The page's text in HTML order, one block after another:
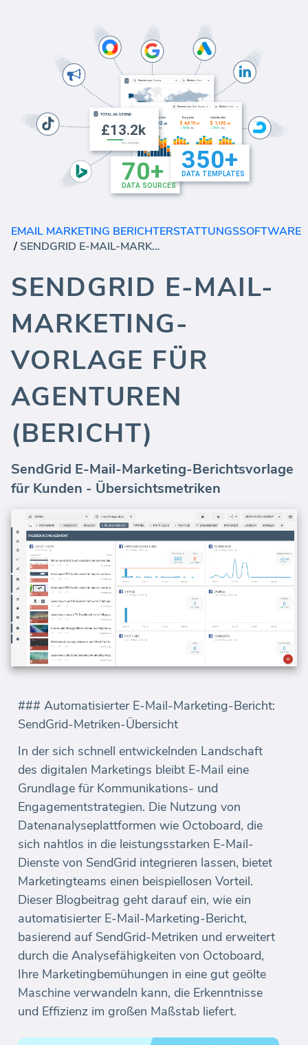
EMAIL MARKETING BERICHTERSTATTUNGSSOFTWARE
/
SENDGRID E-MAIL-MARKETING-VORLAGE FÜR AGENTUREN (BERICHT)
SENDGRID E-MAIL-
MARKETING-
VORLAGE FÜR
AGENTUREN
(BERICHT)
SendGrid E-Mail-Marketing-Berichtsvorlage
für Kunden - Übersichtsmetriken
### Automatisierter E-Mail-Marketing-Bericht:
SendGrid-Metriken-Übersicht
In der sich schnell entwickelnden Landschaft
des digitalen Marketings bleibt E-Mail eine
Grundlage für Kommunikations- und
Engagementstrategien. Die Nutzung von
Datenanalyseplattformen wie Octoboard, die
sich nahtlos in die leistungsstarken E-Mail-
Dienste von SendGrid integrieren lassen, bietet
Marketingteams einen beispiellosen Vorteil.
Dieser Blogbeitrag geht darauf ein, wie ein
automatisierter E-Mail-Marketing-Bericht,
basierend auf SendGrid-Metriken und erweitert
durch die Analysefähigkeiten von Octoboard,
Ihre Marketingbemühungen in eine gut geölte
Maschine verwandeln kann, die Erkenntnisse
und Effizienz im großen Maßstab liefert.